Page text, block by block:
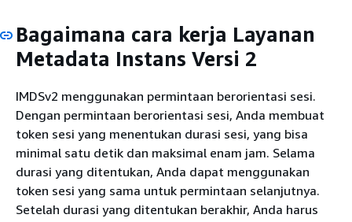
Bagaimana cara kerja Layanan
Metadata Instans Versi 2
IMDSv2 menggunakan permintaan berorientasi sesi.
Dengan permintaan berorientasi sesi, Anda membuat
token sesi yang menentukan durasi sesi, yang bisa
minimal satu detik dan maksimal enam jam. Selama
durasi yang ditentukan, Anda dapat menggunakan
token sesi yang sama untuk permintaan selanjutnya.
Setelah durasi yang ditentukan berakhir, Anda harus